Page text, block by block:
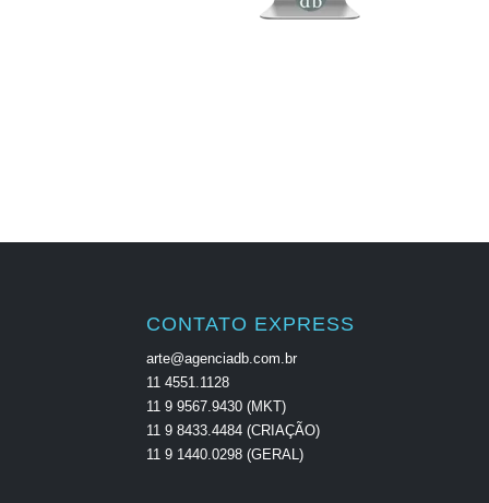
CONTATO EXPRESS
arte@agenciadb.com.br
11 4551.1128
11 9 9567.9430 (MKT)
11 9 8433.4484 (CRIAÇÃO)
11 9 1440.0298 (GERAL)